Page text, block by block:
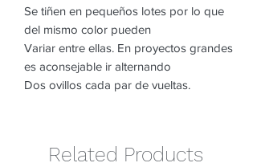
Se tiñen en pequeños lotes por lo que
del mismo color pueden
Variar entre ellas. En proyectos grandes
es aconsejable ir alternando
Dos ovillos cada par de vueltas.
Related Products